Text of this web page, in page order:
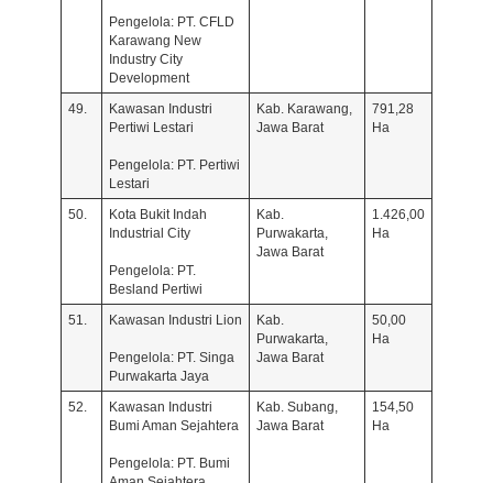
Pengelola: PT. CFLD
Karawang New
Industry City
Development
49.
Kawasan Industri
Pertiwi Lestari
Pengelola: PT. Pertiwi
Lestari
Kab. Karawang,
Jawa Barat
791,28
Ha
50.
Kota Bukit Indah
Industrial City
Pengelola: PT.
Besland Pertiwi
Kab.
Purwakarta,
Jawa Barat
1.426,00
Ha
51. Kawasan Industri Lion
Pengelola: PT. Singa
Purwakarta Jaya
Kab.
Purwakarta,
Jawa Barat
50,00
Ha
52.
Kawasan Industri
Bumi Aman Sejahtera
Pengelola: PT. Bumi
Kab. Subang,
Jawa Barat
154,50
Ha